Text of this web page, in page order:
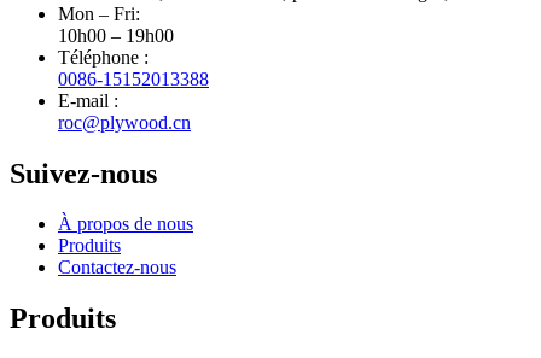
Mon – Fri:
10h00 – 19h00
Téléphone :
0086-15152013388
E-mail :
roc@plywood.cn
Suivez-nous
À propos de nous
Produits
Contactez-nous
Produits